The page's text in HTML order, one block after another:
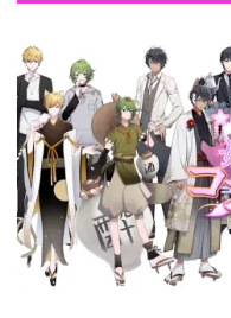
ad.com/ad/p/r?
_site=67781&_article=32034
引用： https://kon-naku.jp/